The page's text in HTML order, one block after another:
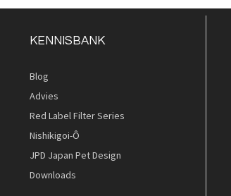
KENNISBANK
Blog
Advies
Red Label Filter Series
Nishikigoi-Ô
JPD Japan Pet Design
Downloads